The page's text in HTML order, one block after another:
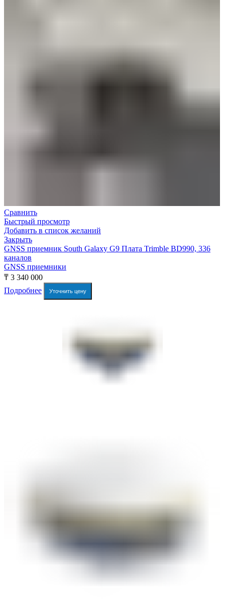
Сравнить
Быстрый просмотр
Добавить в список желаний
Закрыть
GNSS приемник South Galaxy G9 Плата Trimble BD990, 336
каналов
GNSS приемники
₸ 3 340 000
Подробнее
Уточнить цену